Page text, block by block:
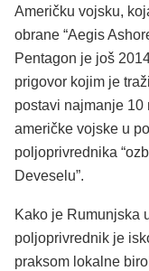
Američku vojsku,
obrane “Aegis
Pentagon je još
prigovor kojim je
postavi najmanje 10
američke vojske u
poljoprivrednika
Deveselu”.
Kako je Rumunjska
poljoprivrednik je
praksom lokalne